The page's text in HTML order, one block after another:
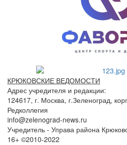
КРЮКОВСКИЕ ВЕДОМОСТИ
Адрес учредителя и редакции:
124617, г. Москва, г.Зеленоград,
Редколлегия
info@zelenograd-news.ru
Учредитель - Управа района
16+ ©2010-2022